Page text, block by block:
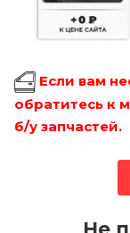
Если вам
обратитесь к
б/у запчастей.
Не